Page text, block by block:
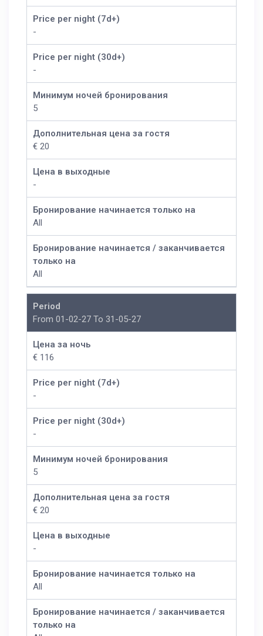
Price per night (7d+)
-
Price per night (30d+)
-
Минимум ночей бронирования
5
Дополнительная цена за гостя
€ 20
Цена в выходные
-
Бронирование начинается только на
All
Бронирование начинается / заканчивается
только на
All
Period
From 01-02-27 To 31-05-27
Цена за ночь
€ 116
Price per night (7d+)
-
Price per night (30d+)
-
Минимум ночей бронирования
5
Дополнительная цена за гостя
€ 20
Цена в выходные
-
Бронирование начинается только на
All
Бронирование начинается / заканчивается
только на